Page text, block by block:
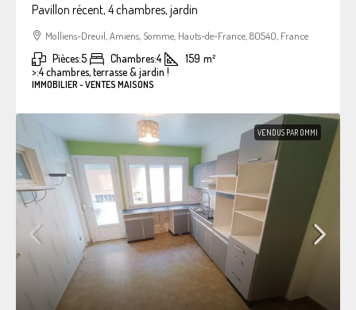
Pavillon récent, 4 chambres, jardin
Molliens-Dreuil, Amiens, Somme, Hauts-de-France, 80540, France
Pièces:5 Chambres:4 159 m²
>:4 chambres, terrasse & jardin !
IMMOBILIER - VENTES MAISONS
VENDUS PAR OMMI